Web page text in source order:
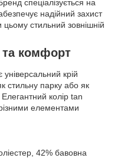
спеціалізується на
надійний захист
цьому стильний зовнішній
та комфорт
крій
стильну парку або як
Елегантний колір tan
елементами
42% бавовна